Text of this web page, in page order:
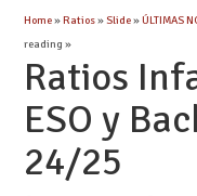
Home»Ratios»Slide»ÚLTIMAS
reading »
Ratios
ESO y
24/25